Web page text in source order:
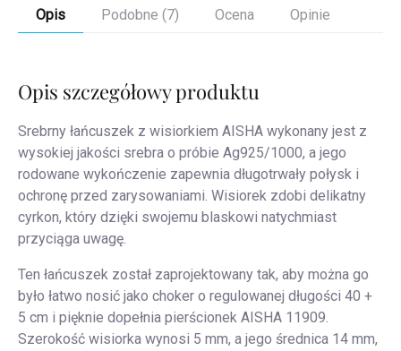
Opis Podobne (7) Ocena Opinie
Opis szczegółowy produktu
Srebrny łańcuszek z wisiorkiem AISHA wykonany jest z
wysokiej jakości srebra o próbie Ag925/1000, a jego
rodowane wykończenie zapewnia długotrwały połysk i
ochronę przed zarysowaniami. Wisiorek zdobi delikatny
cyrkon, który dzięki swojemu blaskowi natychmiast
przyciąga uwagę.
Ten łańcuszek został zaprojektowany tak, aby można go
było łatwo nosić jako choker o regulowanej długości 40 +
5 cm i pięknie dopełnia pierścionek AISHA 11909.
Szerokość wisiorka wynosi 5 mm, a jego średnica 14 mm,